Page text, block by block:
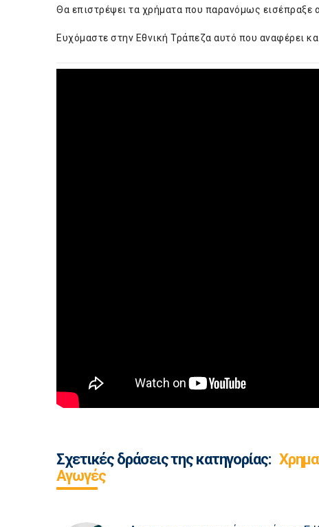
Θα επιστρέψει τα χρήματα που παρανόμως εισέπραξε
Ευχόμαστε στην Εθνική Τράπεζα αυτό που αναφέρει
Σχετικές δράσεις της κατηγορίας:
Αγωγές